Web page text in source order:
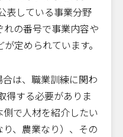
表している事業分野
れの番号で事業内容や
定められています。
は、職業訓練に関わ
得する必要がありま
で人材を紹介したい
、農業なり）、その